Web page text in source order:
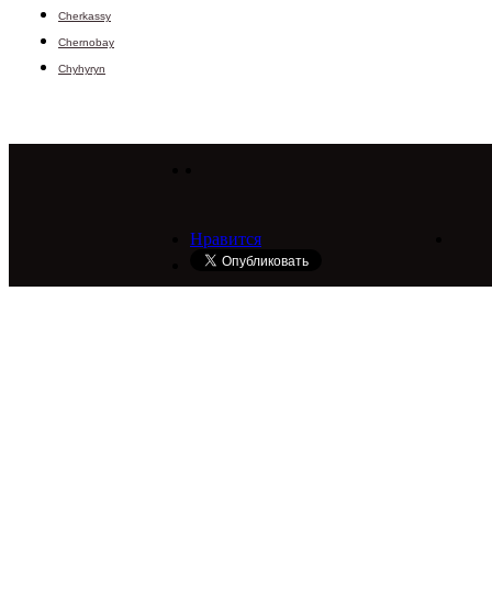
Cherkassy
Chernobay
Chyhyryn
Нравится